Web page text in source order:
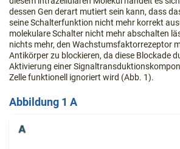
dessen Gen derart mutiert sein kann, dass
seine Schalterfunktion nicht mehr korrekt
molekulare Schalter nicht mehr abschalten
nichts mehr, den Wachstumsfaktorrezeptor
Antikörper zu blockieren, da diese Blockade
Aktivierung einer
Zelle funktionell ignoriert wird (Abb. 1).
Abbildung 1 A